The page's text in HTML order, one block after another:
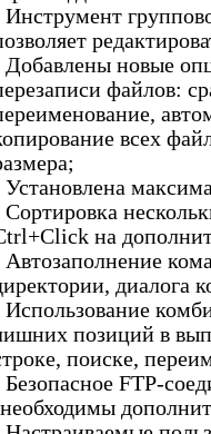
Инструмент
Добавлены новые
файлов:
всех
Установлена
Сортировка
на
Автозаполнение
диалога
Использование
позиций в
поиске,
Безопасное FTP-